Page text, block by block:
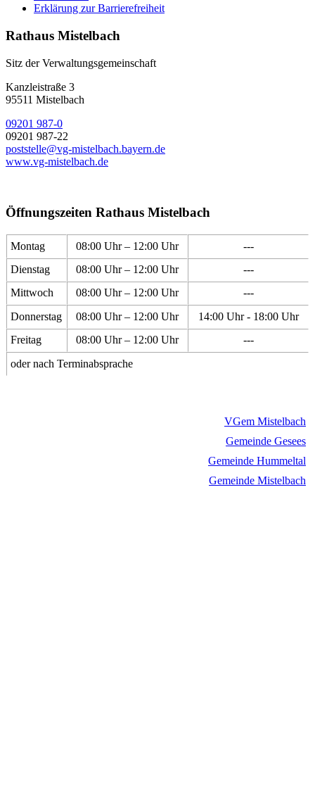
Erklärung zur Barrierefreiheit
Rathaus Mistelbach
Sitz der Verwaltungsgemeinschaft
Kanzleistraße 3
95511 Mistelbach
09201 987-0
09201 987-22
poststelle@vg-mistelbach.bayern.de
www.vg-mistelbach.de
Öffnungszeiten Rathaus Mistelbach
Montag 08:00 Uhr – 12:00 Uhr
---
Dienstag
08:00 Uhr – 12:00 Uhr
---
Mittwoch
08:00 Uhr – 12:00 Uhr
---
Donnerstag
08:00 Uhr – 12:00 Uhr
14:00 Uhr - 18:00 Uhr
Freitag
08:00 Uhr – 12:00 Uhr
---
oder nach Terminabsprache
VGem Mistelbach
Gemeinde Gesees
Gemeinde Hummeltal
Gemeinde Mistelbach